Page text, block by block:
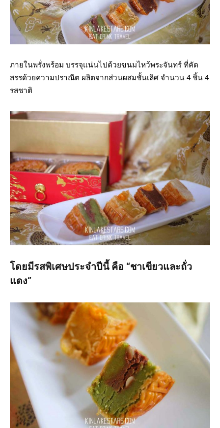
ภายในพรั่งพร้อม บรรจุแน่นไปด้วยขนมไหว้พระจันทร์ ที่คัด
สรรด้วยความปราณีต ผลิตจากส่วนผสมชั้นเลิศ จำนวน 4 ชิ้น 4
รสชาติ
โดยมีรสพิเศษประจำปีนี้ คือ “ชาเขียวและถั่ว
แดง”